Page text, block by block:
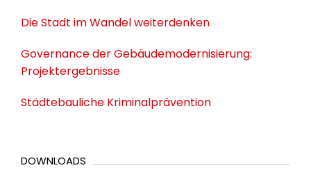
Die Stadt im Wandel weiterdenken
Governance der Gebäudemodernisierung:
Projektergebnisse
Städtebauliche Kriminalprävention
DOWNLOADS